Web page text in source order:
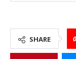
SHARE 0